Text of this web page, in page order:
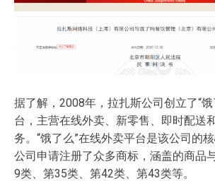
据了解，2008年，拉扎斯公司创立了“
台，主营在线外卖、新零售、即时配送
务。“饿了么”在线外卖平台是该公司的
公司申请注册了众多商标，涵盖的商品
9类、第35类、第42类、第43类等。